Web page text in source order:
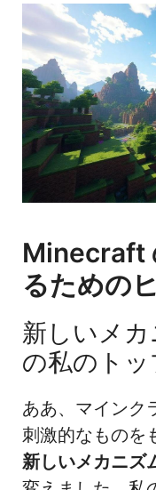
Minecraft
るための
新しいメ
の私のトッ
ああ、マインク
刺激的なものを
新しいメカニズ